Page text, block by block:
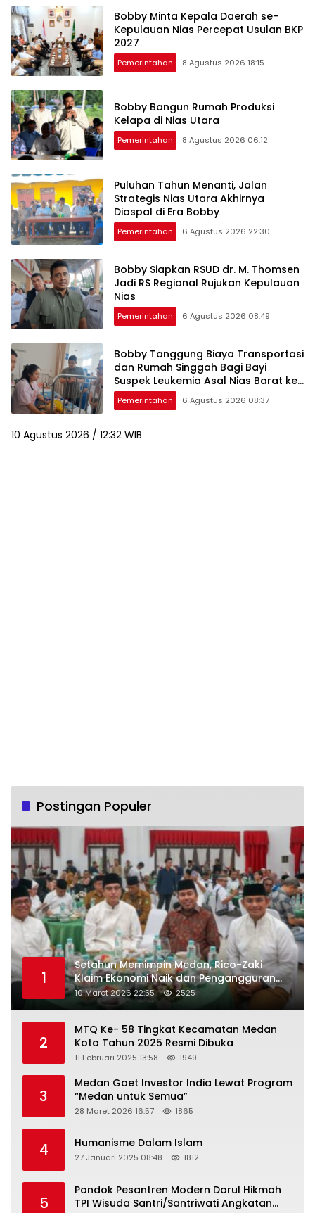
Bobby Minta Kepala Daerah se-
Kepulauan Nias Percepat Usulan BKP
2027
Pemerintahan 8 Agustus 2026 18:15
Bobby Bangun Rumah Produksi
Kelapa di Nias Utara
Pemerintahan 8 Agustus 2026 06:12
Puluhan Tahun Menanti, Jalan
Strategis Nias Utara Akhirnya
Diaspal di Era Bobby
Pemerintahan 6 Agustus 2026 22:30
Bobby Siapkan RSUD dr. M. Thomsen
Jadi RS Regional Rujukan Kepulauan
Nias
Pemerintahan 6 Agustus 2026 08:49
Bobby Tanggung Biaya Transportasi
dan Rumah Singgah Bagi Bayi
Suspek Leukemia Asal Nias Barat ke
Medan
Pemerintahan 6 Agustus 2026 08:37
10 Agustus 2026 / 12:32 WIB
Postingan Populer
1
Setahun Memimpin Medan, Rico-Zaki
Klaim Ekonomi Naik dan Pengangguran
Turun
10 Maret 2026 22:55 2525
2
MTQ Ke- 58 Tingkat Kecamatan Medan
Kota Tahun 2025 Resmi Dibuka
11 Februari 2025 13:58 1949
3
Medan Gaet Investor India Lewat Program
“Medan untuk Semua”
28 Maret 2026 16:57 1865
4 Humanisme Dalam Islam
27 Januari 2025 08:48 1812
5
Pondok Pesantren Modern Darul Hikmah
TPI Wisuda Santri/Santriwati Angkatan